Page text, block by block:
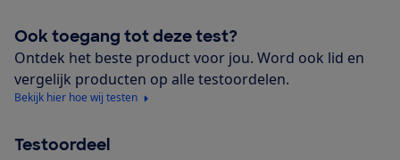
Ook toegang tot deze test?
Ontdek het beste product voor jou. Word ook lid en
vergelijk producten op alle testoordelen.
Bekijk hier hoe wij testen
Testoordeel